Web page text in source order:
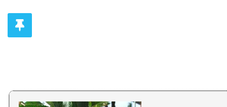
LA SUSPENCION DE LOS JUICIOS CAMBIARIOS Y
Lic. Benjamin Odio
Lic Alvaro Pinto L.